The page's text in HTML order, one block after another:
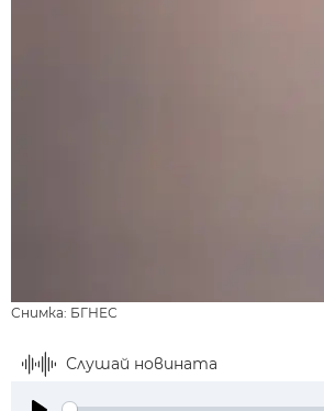
Снимка: БГНЕС
Слушай новината